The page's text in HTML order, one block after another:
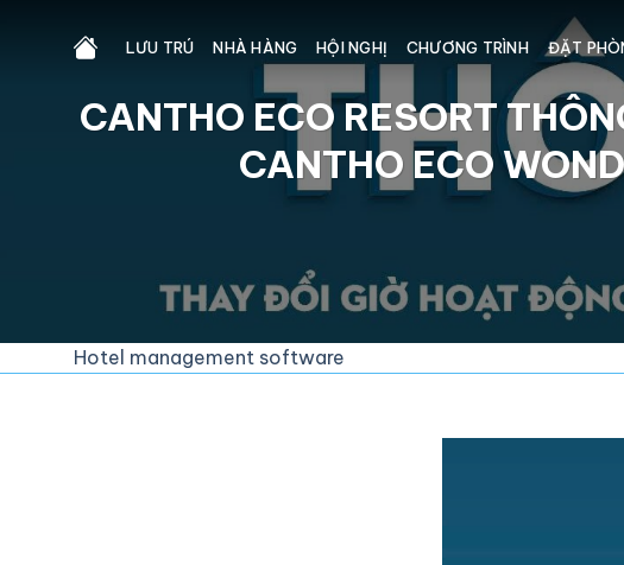
LƯU TRÚ NHÀ HÀNG HỘI NGHỊ CHƯƠNG TRÌNH ĐẶT
CANTHO ECO RESORT
CANTHO ECO
Hotel management software